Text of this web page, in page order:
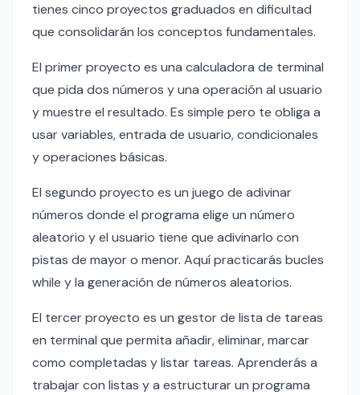
tienes cinco proyectos graduados en dificultad
que consolidarán los conceptos fundamentales.
El primer proyecto es una calculadora de terminal
que pida dos números y una operación al usuario
y muestre el resultado. Es simple pero te obliga a
usar variables, entrada de usuario, condicionales
y operaciones básicas.
El segundo proyecto es un juego de adivinar
números donde el programa elige un número
aleatorio y el usuario tiene que adivinarlo con
pistas de mayor o menor. Aquí practicarás bucles
while y la generación de números aleatorios.
El tercer proyecto es un gestor de lista de tareas
en terminal que permita añadir, eliminar, marcar
como completadas y listar tareas. Aprenderás a
trabajar con listas y a estructurar un programa